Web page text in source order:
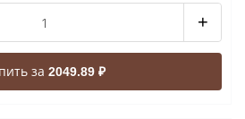
+
за 2049.89 ₽